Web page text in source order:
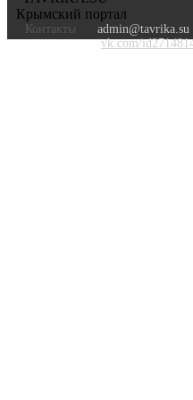
Крымский портал
Контакты
admin@tavrika.su
vk.com/